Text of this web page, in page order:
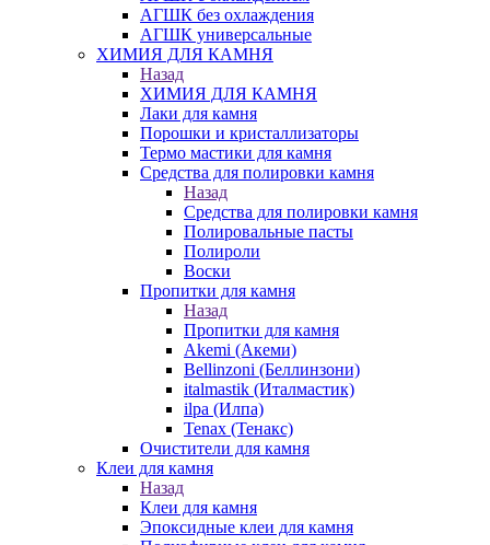
АГШК без охлаждения
АГШК универсальные
ХИМИЯ ДЛЯ КАМНЯ
Назад
ХИМИЯ ДЛЯ КАМНЯ
Лаки для камня
Порошки и кристаллизаторы
Термо мастики для камня
Средства для полировки камня
Назад
Средства для полировки камня
Полировальные пасты
Полироли
Воски
Пропитки для камня
Назад
Пропитки для камня
Akemi (Акеми)
Bellinzoni (Беллинзони)
italmastik (Италмастик)
ilpa (Илпа)
Tenax (Тенакс)
Очистители для камня
Клеи для камня
Назад
Клеи для камня
Эпоксидные клеи для камня